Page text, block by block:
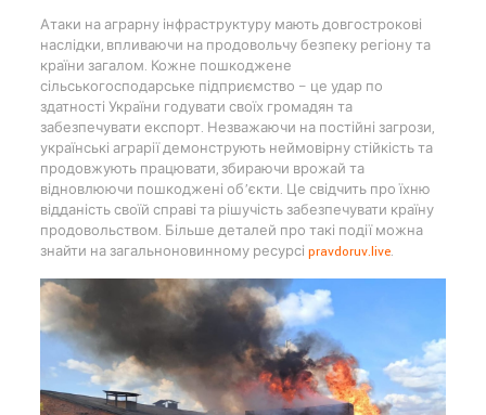
Атаки на аграрну інфраструктуру мають довгострокові
наслідки, впливаючи на продовольчу безпеку регіону та
країни загалом. Кожне пошкоджене
сільськогосподарське підприємство – це удар по
здатності України годувати своїх громадян та
забезпечувати експорт. Незважаючи на постійні загрози,
українські аграрії демонструють неймовірну стійкість та
продовжують працювати, збираючи врожай та
відновлюючи пошкоджені об’єкти. Це свідчить про їхню
відданість своїй справі та рішучість забезпечувати країну
продовольством. Більше деталей про такі події можна
знайти на загальноновинному ресурсі pravdoruv.live.